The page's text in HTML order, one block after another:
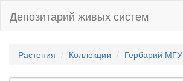
Депозитарий живых систем
Растения Коллекции Гербарий МГУ